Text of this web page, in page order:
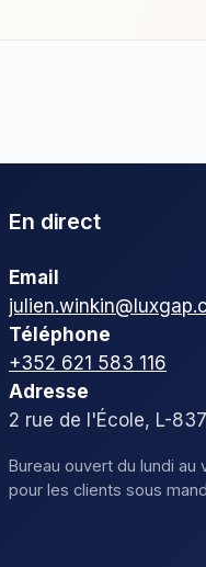
En direct
Email
Téléphone
+352 621 583 116
Adresse
2 rue de l'École, L-
Bureau ouvert du lundi au
pour les clients sous